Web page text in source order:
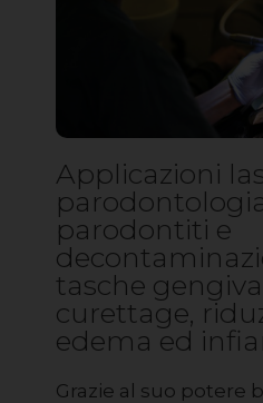
Applicazioni
parodontiti e
tasche
curettage,
edema ed
Grazie al suo potere